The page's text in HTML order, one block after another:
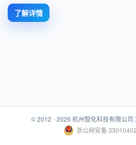
了解详情
© 2012 - 2026 杭州智化科技有限公司
浙公网安备